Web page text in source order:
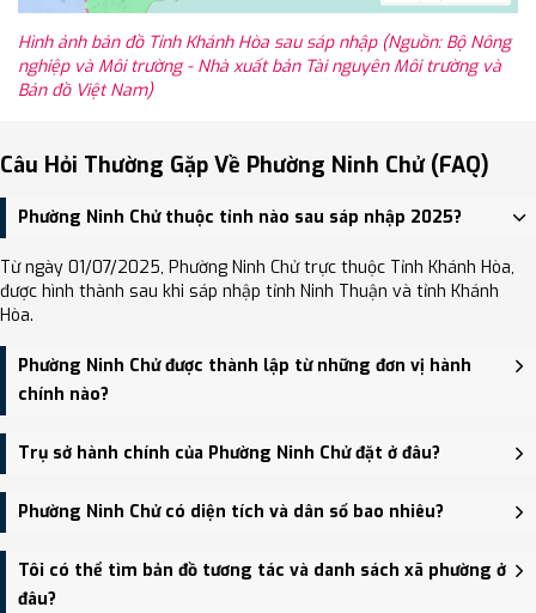
Hình ảnh bản đồ Tỉnh Khánh Hòa sau sáp nhập (Nguồn: Bộ Nông
nghiệp và Môi trường - Nhà xuất bản Tài nguyên Môi trường và
Bản đồ Việt Nam)
Câu Hỏi Thường Gặp Về Phường Ninh Chử (FAQ)
Phường Ninh Chử thuộc tỉnh nào sau sáp nhập 2025?
Từ ngày 01/07/2025, Phường Ninh Chử trực thuộc Tỉnh Khánh Hòa,
được hình thành sau khi sáp nhập tỉnh Ninh Thuận và tỉnh Khánh
Hòa.
Phường Ninh Chử được thành lập từ những đơn vị hành
chính nào?
Phường Ninh Chử được thành lập trên cơ sở sáp nhập Phường Văn
Hải, Thị trấn Khánh Hải.
Trụ sở hành chính của Phường Ninh Chử đặt ở đâu?
Trụ sở hành chính mới của Phường Ninh Chử đặt tại Huyện ủy,
HĐND, UBND huyện Ninh Hải - trung tâm khu vực thuận tiện giao
thông.
Phường Ninh Chử có diện tích và dân số bao nhiêu?
Phường Ninh Chử có Diện tích: 20.40 km², Dân số: 39,556 người,
Mật độ dân số: Khoảng 1,939.02 người/km²
Tôi có thể tìm bản đồ tương tác và danh sách xã phường ở
đâu?